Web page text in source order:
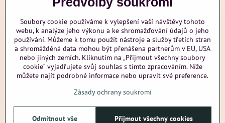
Ochrana osobních údajů
Další informace
nazehlujeme
Soubory cookie používáme k vylepšení vaší návštěvy tohoto
webu, k analýze jeho výkonu a ke shromažďování údajů o jeho
používání. Můžeme k tomu použít nástroje a služby třetích stran
a shromážděná data mohou být přenášena partnerům v EU, USA
nebo jiných zemích. Kliknutím na „Přijmout všechny soubory
cookie“ vyjadřujete svůj souhlas s tímto zpracováním. Níže
můžete najít podrobné informace nebo upravit své preference.
Zásady ochrany soukromí
Přijmout všechny cookies
Odmítnout vše